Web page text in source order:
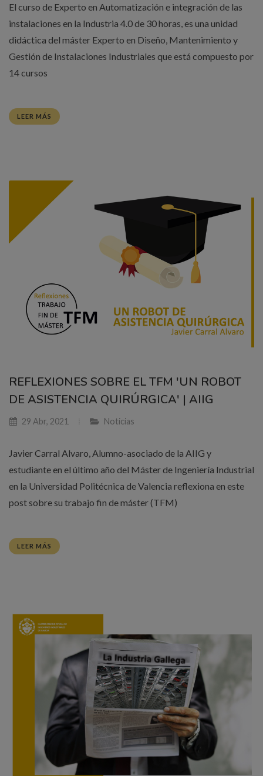
El curso de Experto en Automatización e integración de las
instalaciones en la Industria 4.0 de 30 horas, es una unidad
didáctica del máster Experto en Diseño, Mantenimiento y
Gestión de Instalaciones Industriales que está compuesto por
14 cursos
LEER MÁS
REFLEXIONES SOBRE EL TFM 'UN ROBOT
DE ASISTENCIA QUIRÚRGICA' | AIIG
29 Abr, 2021 Noticias
Javier Carral Alvaro, Alumno-asociado de la AIIG y
estudiante en el último año del Máster de Ingeniería Industrial
en la Universidad Politécnica de Valencia reflexiona en este
post sobre su trabajo fin de máster (TFM)
LEER MÁS